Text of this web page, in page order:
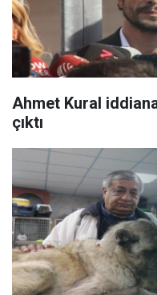
Ahmet Kural
çıktı